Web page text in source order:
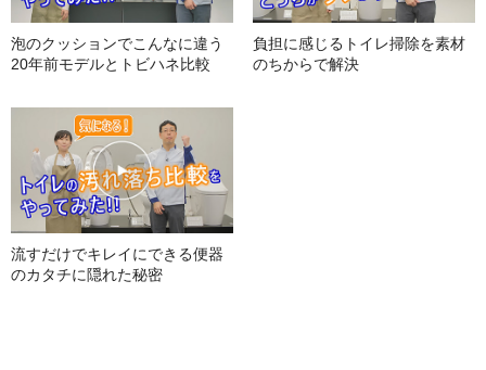
泡のクッションでこんなに違う
20年前モデルとトビハネ比較
負担に感じるトイレ掃除を素材
のちからで解決
流すだけでキレイにできる便器
のカタチに隠れた秘密